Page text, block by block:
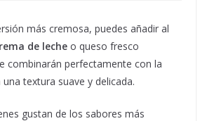
más cremosa, puedes añadir al
de leche o queso fresco
combinarán perfectamente con la
textura suave y delicada.
gustan de los sabores más